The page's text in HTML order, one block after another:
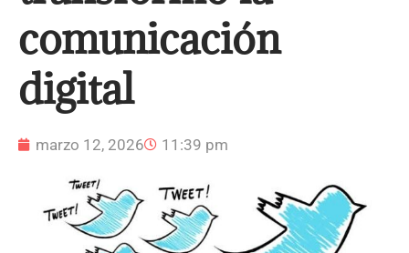
comunicación
digital
marzo 12, 2026 11:39 pm